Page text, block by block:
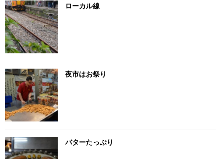
ローカル線
夜市はお祭り
バターたっぷり